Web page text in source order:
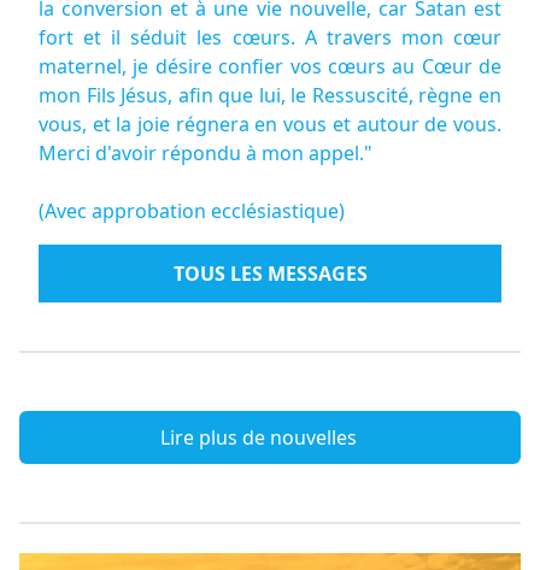
la conversion et à une vie nouvelle, car Satan est
fort et il séduit les cœurs. A travers mon cœur
maternel, je désire confier vos cœurs au Cœur de
mon Fils Jésus, afin que lui, le Ressuscité, règne en
vous, et la joie régnera en vous et autour de vous.
Merci d'avoir répondu à mon appel."
(Avec approbation ecclésiastique)
TOUS LES MESSAGES
Lire plus de nouvelles